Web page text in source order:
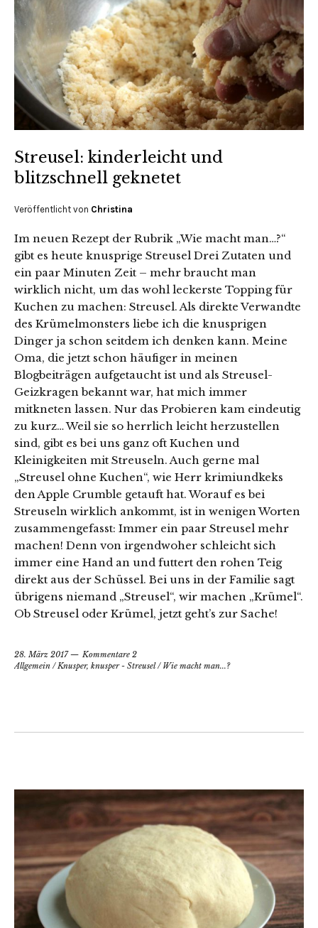
Streusel: kinderleicht und
blitzschnell geknetet
Veröffentlicht von Christina
Im neuen Rezept der Rubrik „Wie macht man…?“
gibt es heute knusprige Streusel Drei Zutaten und
ein paar Minuten Zeit – mehr braucht man
wirklich nicht, um das wohl leckerste Topping für
Kuchen zu machen: Streusel. Als direkte Verwandte
des Krümelmonsters liebe ich die knusprigen
Dinger ja schon seitdem ich denken kann. Meine
Oma, die jetzt schon häufiger in meinen
Blogbeiträgen aufgetaucht ist und als Streusel-
Geizkragen bekannt war, hat mich immer
mitkneten lassen. Nur das Probieren kam eindeutig
zu kurz… Weil sie so herrlich leicht herzustellen
sind, gibt es bei uns ganz oft Kuchen und
Kleinigkeiten mit Streuseln. Auch gerne mal
„Streusel ohne Kuchen“, wie Herr krimiundkeks
den Apple Crumble getauft hat. Worauf es bei
Streuseln wirklich ankommt, ist in wenigen Worten
zusammengefasst: Immer ein paar Streusel mehr
machen! Denn von irgendwoher schleicht sich
immer eine Hand an und futtert den rohen Teig
direkt aus der Schüssel. Bei uns in der Familie sagt
übrigens niemand „Streusel“, wir machen „Krümel“.
Ob Streusel oder Krümel, jetzt geht’s zur Sache!
28. März 2017
Kommentare 2
Allgemein /Knusper, knusper - Streusel/ Wie macht man...?